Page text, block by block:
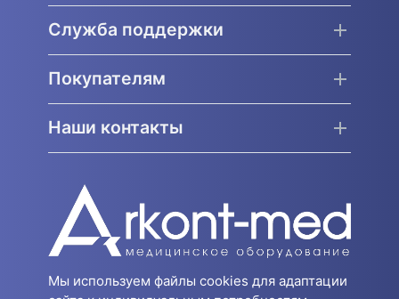
Служба поддержки
Покупателям
Наши контакты
Мы используем файлы cookies для адаптации